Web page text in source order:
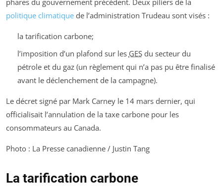
phares du gouvernement précédent. Deux piliers de la
politique climatique de l’administration Trudeau sont visés :
la tarification carbone;
l’imposition d’un plafond sur les GESdu secteur du
pétrole et du gaz (un règlement qui n’a pas pu être finalisé
avant le déclenchement de la campagne).
Le décret signé par Mark Carney le 14 mars dernier, qui
officialisait l’annulation de la taxe carbone pour les
consommateurs au Canada.
Photo : La Presse canadienne / Justin Tang
La tarification carbone